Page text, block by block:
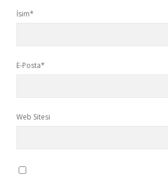
İsim*
E-Posta*
Web Sitesi